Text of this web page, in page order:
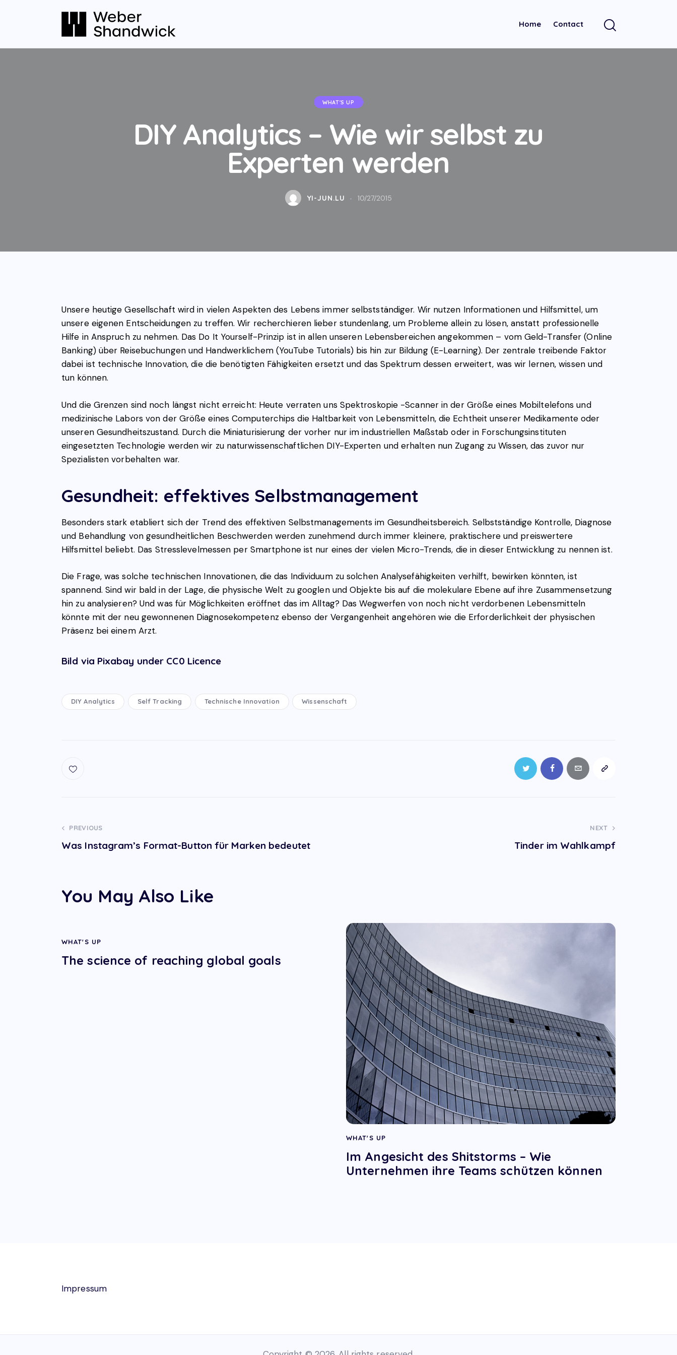
Home Contact
WHAT'S UP
DIY Analytics – Wie wir selbst zu
Experten werden
YI-JUN.LU 10/27/2015
Unsere heutige Gesellschaft wird in vielen Aspekten des Lebens immer selbstständiger. Wir nutzen Informationen und Hilfsmittel, um
unsere eigenen Entscheidungen zu treffen. Wir recherchieren lieber stundenlang, um Probleme allein zu lösen, anstatt professionelle
Hilfe in Anspruch zu nehmen. Das Do It Yourself-Prinzip ist in allen unseren Lebensbereichen angekommen – vom Geld-Transfer (Online
Banking) über Reisebuchungen und Handwerklichem (YouTube Tutorials) bis hin zur Bildung (E-Learning). Der zentrale treibende Faktor
dabei ist technische Innovation, die die benötigten Fähigkeiten ersetzt und das Spektrum dessen erweitert, was wir lernen, wissen und
tun können.
Und die Grenzen sind noch längst nicht erreicht: Heute verraten uns Spektroskopie -Scanner in der Größe eines Mobiltelefons und
medizinische Labors von der Größe eines Computerchips die Haltbarkeit von Lebensmitteln, die Echtheit unserer Medikamente oder
unseren Gesundheitszustand. Durch die Miniaturisierung der vorher nur im industriellen Maßstab oder in Forschungsinstituten
eingesetzten Technologie werden wir zu naturwissenschaftlichen DIY-Experten und erhalten nun Zugang zu Wissen, das zuvor nur
Spezialisten vorbehalten war.
Gesundheit: effektives Selbstmanagement
Besonders stark etabliert sich der Trend des effektiven Selbstmanagements im Gesundheitsbereich. Selbstständige Kontrolle, Diagnose
und Behandlung von gesundheitlichen Beschwerden werden zunehmend durch immer kleinere, praktischere und preiswertere
Hilfsmittel beliebt. Das Stresslevelmessen per Smartphone ist nur eines der vielen Micro-Trends, die in dieser Entwicklung zu nennen ist.
Die Frage, was solche technischen Innovationen, die das Individuum zu solchen Analysefähigkeiten verhilft, bewirken könnten, ist
spannend. Sind wir bald in der Lage, die physische Welt zu googlen und Objekte bis auf die molekulare Ebene auf ihre Zusammensetzung
hin zu analysieren? Und was für Möglichkeiten eröffnet das im Alltag? Das Wegwerfen von noch nicht verdorbenen Lebensmitteln
könnte mit der neu gewonnenen Diagnosekompetenz ebenso der Vergangenheit angehören wie die Erforderlichkeit der physischen
Präsenz bei einem Arzt.
Bild via Pixabay under CC0 Licence
DIY Analytics Self Tracking Technische Innovation Wissenschaft
Post
navigation
PREVIOUS
Was Instagram’s Format-Button für Marken bedeutet
NEXT
Tinder im Wahlkampf
You May Also Like
WHAT'S UP
The science of reaching global goals
WHAT'S UP
Im Angesicht des Shitstorms – Wie
Unternehmen ihre Teams schützen können
Impressum